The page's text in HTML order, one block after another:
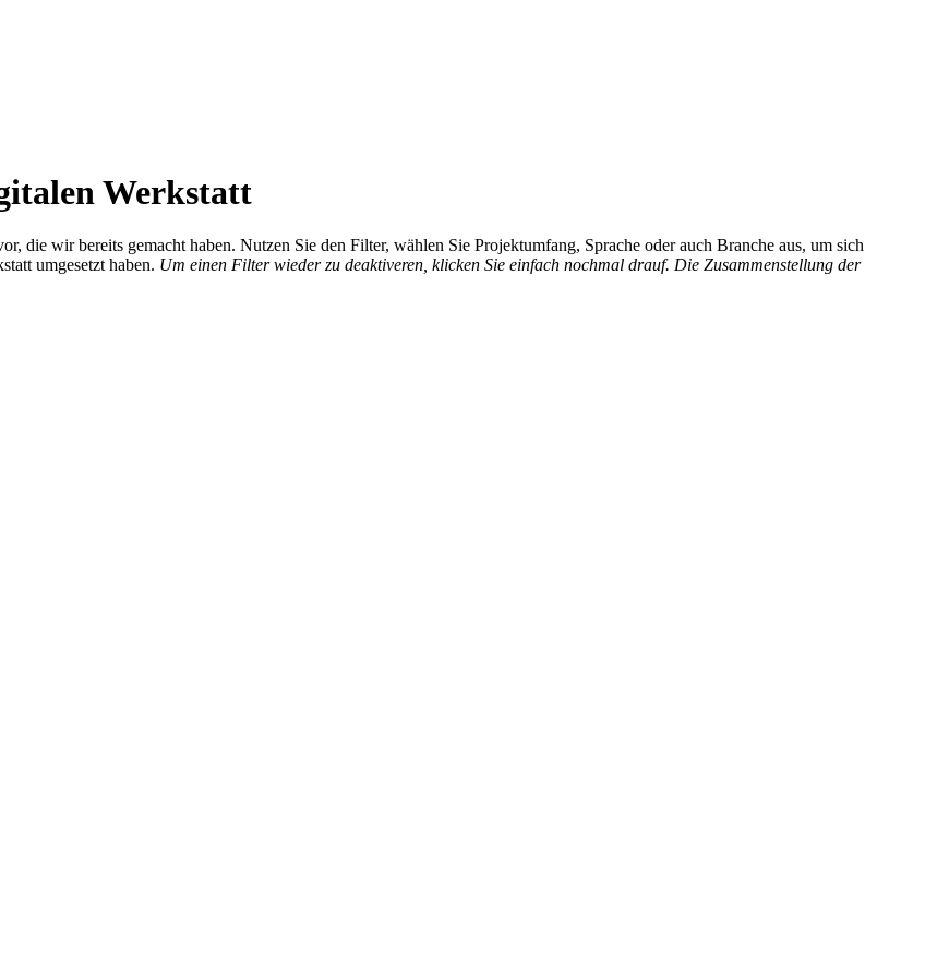
Werkstatt
die wir bereits gemacht haben. Nutzen Sie den Filter, wählen Sie Projektumfang, Sprache oder auch Branche aus, um sich
umgesetzt haben. Um einen Filter wieder zu deaktiveren, klicken Sie einfach nochmal drauf. Die Zusammenstellung der